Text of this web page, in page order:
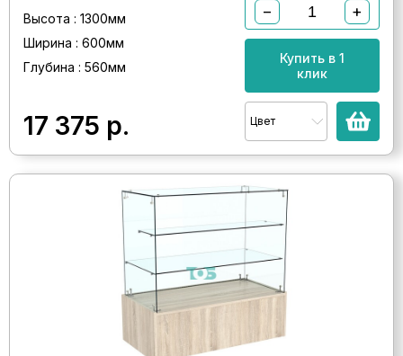
Высота : 1300мм
Ширина : 600мм
Глубина : 560мм
17 375 р.
− +
Купить в 1
клик
Цвет